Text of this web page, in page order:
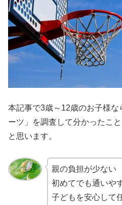
本記事で3歳～12歳のお子様
ーツ」を調査して分かったこ
と思います。
親の負担が少ない
初めてでも通いや
子どもを安心して